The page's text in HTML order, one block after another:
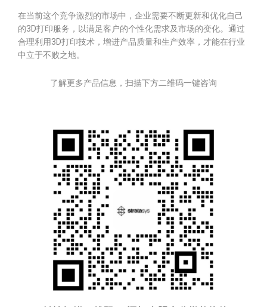
在当前这个竞争激烈的市场中，企业需要不断更新和优化自己
的3D打印服务，以满足客户的个性化需求及市场的变化。通过
合理利用3D打印技术，增进产品质量和生产效率，才能在行业
中立于不败之地。
了解更多产品信息，扫描下方二维码一键咨询